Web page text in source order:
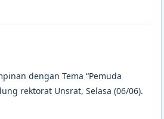
dengan Tema “Pemuda
rektorat Unsrat, Selasa (06/06).